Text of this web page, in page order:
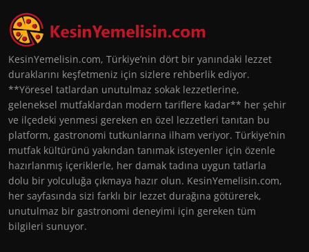
KesinYemelisin.com, Türkiye’nin dört bir yanındaki lezzet
duraklarını keşfetmeniz için sizlere rehberlik ediyor.
**Yöresel tatlardan unutulmaz sokak lezzetlerine,
geleneksel mutfaklardan modern tariflere kadar** her şehir
ve ilçedeki yenmesi gereken en özel lezzetleri tanıtan bu
platform, gastronomi tutkunlarına ilham veriyor. Türkiye’nin
mutfak kültürünü yakından tanımak isteyenler için özenle
hazırlanmış içeriklerle, her damak tadına uygun tatlarla
dolu bir yolculuğa çıkmaya hazır olun. KesinYemelisin.com,
her sayfasında sizi farklı bir lezzet durağına götürerek,
unutulmaz bir gastronomi deneyimi için gereken tüm
bilgileri sunuyor.